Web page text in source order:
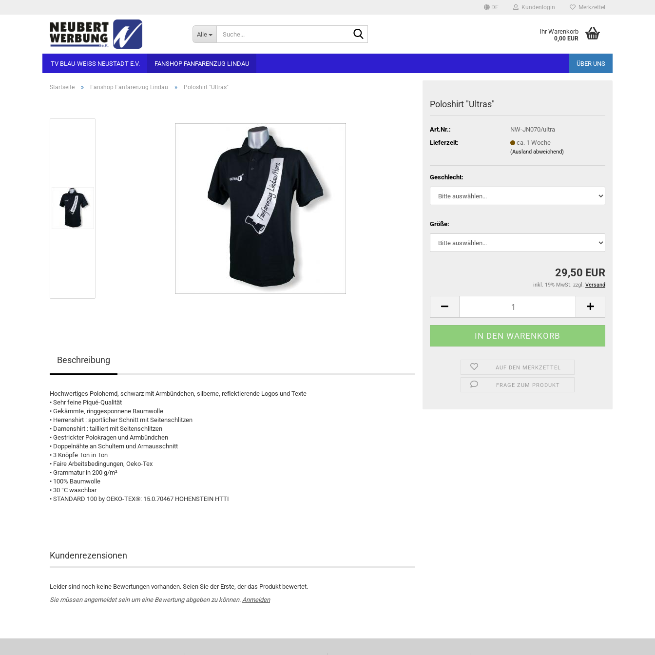
DE Kundenlogin Merkzettel
Alle Ihr Warenkorb
0,00 EUR
TV BLAU-WEISS NEUSTADT E.V. FANSHOP FANFARENZUG LINDAU ÜBER UNS
Startseite » Fanshop Fanfarenzug Lindau » Poloshirt "Ultras"
Poloshirt "Ultras"
Art.Nr.:
NW-JN070/ultra
Lieferzeit:
ca. 1 Woche
(Ausland abweichend)
Geschlecht:
Größe:
29,50 EUR
inkl. 19% MwSt. zzgl. Versand
AUF DEN MERKZETTEL
FRAGE ZUM PRODUKT
Beschreibung
Hochwertiges Polohemd, schwarz mit Armbündchen, silberne, reflektierende Logos und Texte
• Sehr feine Piqué-Qualität
• Gekämmte, ringgesponnene Baumwolle
• Herrenshirt : sportlicher Schnitt mit Seitenschlitzen
• Damenshirt : tailliert mit Seitenschlitzen
• Gestrickter Polokragen und Armbündchen
• Doppelnähte an Schultern und Armausschnitt
• 3 Knöpfe Ton in Ton
• Faire Arbeitsbedingungen, Oeko-Tex
• Grammatur in 200 g/m²
• 100% Baumwolle
• 30 °C waschbar
• STANDARD 100 by OEKO-TEX®: 15.0.70467 HOHENSTEIN HTTI
Kundenrezensionen
Leider sind noch keine Bewertungen vorhanden. Seien Sie der Erste, der das Produkt bewertet.
Sie müssen angemeldet sein um eine Bewertung abgeben zu können. Anmelden